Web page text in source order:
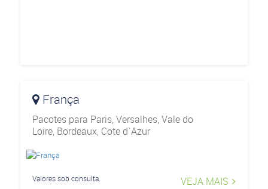
França
Pacotes para Paris, Versalhes, Vale do
Loire, Bordeaux, Cote d`Azur
Valores sob consulta. VEJA MAIS